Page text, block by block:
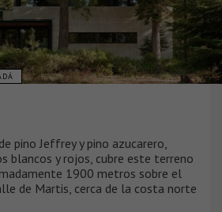
pino Jeffrey y pino azucarero,
blancos y rojos, cubre este terreno
1900 metros sobre el
de Martis, cerca de la costa norte